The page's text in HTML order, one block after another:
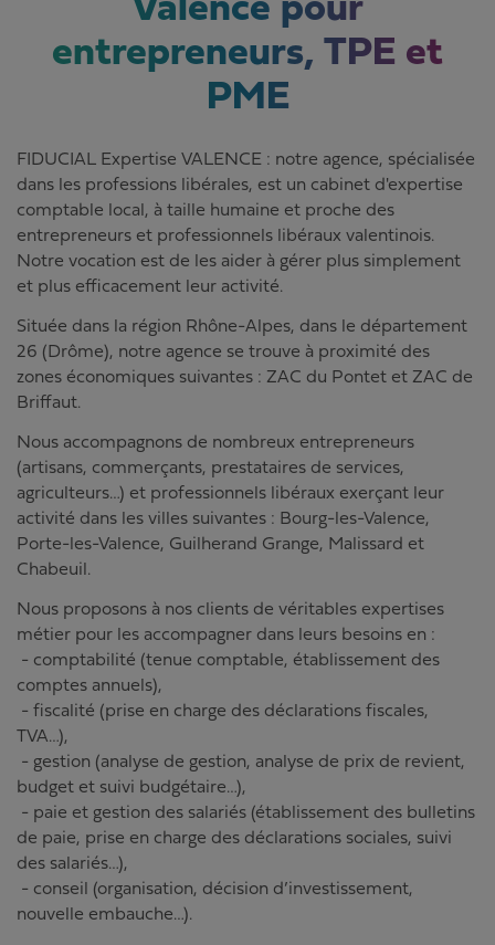
Valence pour
entrepreneurs, TPE et
PME
FIDUCIAL Expertise VALENCE : notre agence, spécialisée
dans les professions libérales, est un cabinet d'expertise
comptable local, à taille humaine et proche des
entrepreneurs et professionnels libéraux valentinois.
Notre vocation est de les aider à gérer plus simplement
et plus efficacement leur activité.
Située dans la région Rhône-Alpes, dans le département
26 (Drôme), notre agence se trouve à proximité des
zones économiques suivantes : ZAC du Pontet et ZAC de
Briffaut.
Nous accompagnons de nombreux entrepreneurs
(artisans, commerçants, prestataires de services,
agriculteurs…) et professionnels libéraux exerçant leur
activité dans les villes suivantes : Bourg-les-Valence,
Porte-les-Valence, Guilherand Grange, Malissard et
Chabeuil.
Nous proposons à nos clients de véritables expertises
métier pour les accompagner dans leurs besoins en :
- comptabilité (tenue comptable, établissement des
comptes annuels),
- fiscalité (prise en charge des déclarations fiscales,
TVA…),
- gestion (analyse de gestion, analyse de prix de revient,
budget et suivi budgétaire…),
- paie et gestion des salariés (établissement des bulletins
de paie, prise en charge des déclarations sociales, suivi
des salariés…),
- conseil (organisation, décision d’investissement,
nouvelle embauche…).